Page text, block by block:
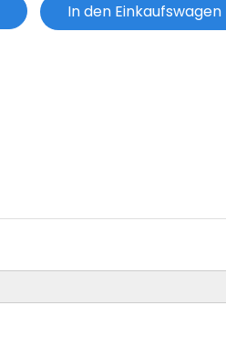
In den Einkaufswagen